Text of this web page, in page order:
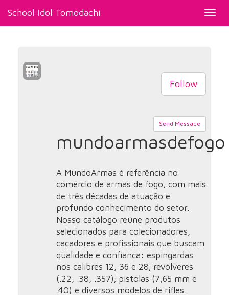
School Idol Tomodachi
Follow
Send Message
mundoarmasdefogo
A MundoArmas é referência no
comércio de armas de fogo, com mais
de três décadas de atuação e
profundo conhecimento do setor.
Nosso catálogo reúne produtos
selecionados para colecionadores,
caçadores e profissionais que buscam
qualidade e confiança: espingardas
nos calibres 12, 36 e 28; revólveres
(.22, .38, .357); pistolas (7,65 mm e
.40) e diversos modelos de rifles.